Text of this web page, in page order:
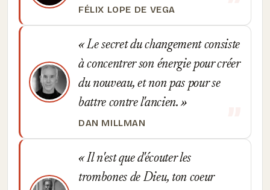
FÉLIX LOPE DE VEGA
Le secret du changement consiste
à concentrer son énergie pour créer
du nouveau, et non pas pour se
battre contre l'ancien.
DAN MILLMAN
Il n'est que d'écouter les
trombones de Dieu, ton coeur